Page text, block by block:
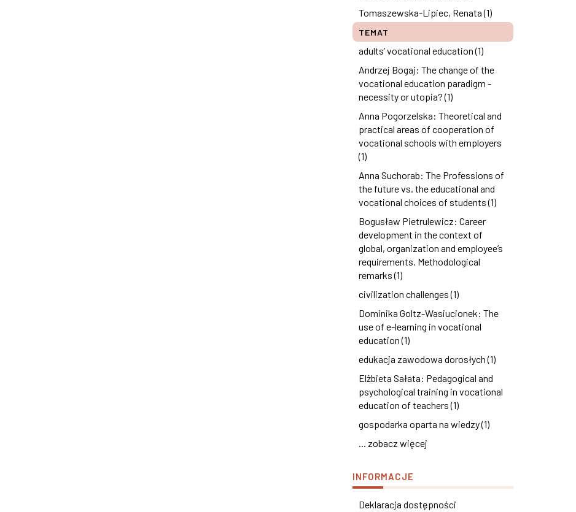
Tomaszewska-Lipiec, Renata (1)
TEMAT
adults’ vocational education (1)
Andrzej Bogaj: The change of the
vocational education paradigm -
necessity or utopia? (1)
Anna Pogorzelska: Theoretical and
practical areas of cooperation of
vocational schools with employers
(1)
Anna Suchorab: The Professions of
the future vs. the educational and
vocational choices of students (1)
Bogusław Pietrulewicz: Career
development in the context of
global, organization and employee’s
requirements. Methodological
remarks (1)
civilization challenges (1)
Dominika Goltz-Wasiucionek: The
use of e-learning in vocational
education (1)
edukacja zawodowa dorosłych (1)
Elżbieta Sałata: Pedagogical and
psychological training in vocational
education of teachers (1)
gospodarka oparta na wiedzy (1)
... zobacz więcej
INFORMACJE
Deklaracja dostępności